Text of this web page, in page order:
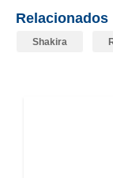
Relacionados
Shakira